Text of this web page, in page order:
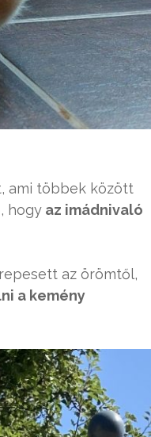
ami többek között
hogy az imádnivaló
az örömtől,
a kemény